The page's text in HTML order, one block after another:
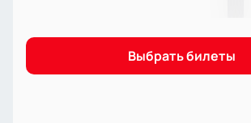
Выбрать билеты